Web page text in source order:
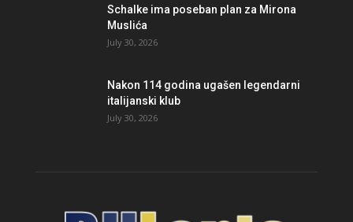
Schalke ima poseban plan za Mirona
Muslića
July 30, 2026
Nakon 114 godina ugašen legendarni
italijanski klub
July 30, 2026